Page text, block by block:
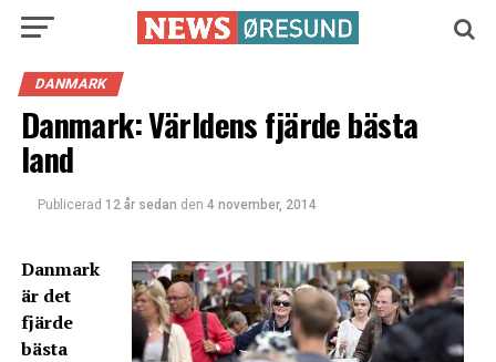
DANMARK
Danmark: Världens fjärde bästa
land
Publicerad 12 år sedan den 4 november, 2014
Danmark
är det
fjärde
bästa